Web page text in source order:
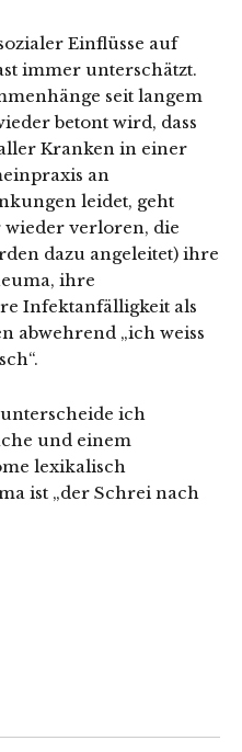
Einflüsse auf
immer unterschätzt.
seit langem
betont wird, dass
Kranken in einer
an
leidet, geht
wieder verloren, die
dazu angeleitet) ihre
ihre
Infektanfälligkeit als
abwehrend „ich weiss
ich
und einem
lexikalisch
ist „der Schrei nach